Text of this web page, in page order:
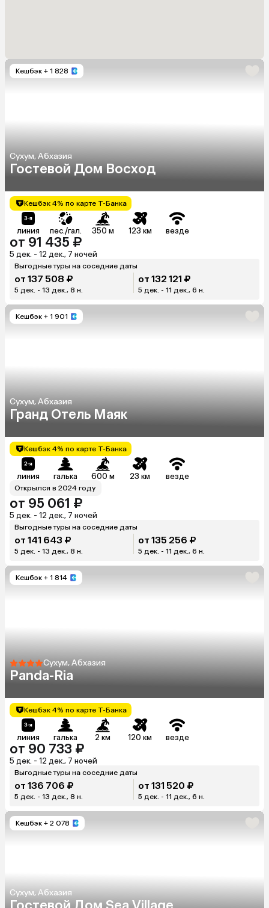
Кешбэк + 1 828
Сухум, Абхазия
Гостевой Дом Восход
Кешбэк 4% по карте Т-Банка
линия пес./гал. 350 м 123 км везде
от 91 435 ₽
5 дек. - 12 дек., 7 ночей
Выгодные туры на соседние даты
от 137 508 ₽
5 дек. - 13 дек., 8 н.
от 132 121 ₽
5 дек. - 11 дек., 6 н.
Кешбэк + 1 901
Сухум, Абхазия
Гранд Отель Маяк
Кешбэк 4% по карте Т-Банка
линия галька 600 м 23 км везде
Открылся в 2024 году
от 95 061 ₽
5 дек. - 12 дек., 7 ночей
Выгодные туры на соседние даты
от 141 643 ₽
5 дек. - 13 дек., 8 н.
от 135 256 ₽
5 дек. - 11 дек., 6 н.
Кешбэк + 1 814
Сухум, Абхазия
Panda-Ria
Кешбэк 4% по карте Т-Банка
линия галька 2 км 120 км везде
от 90 733 ₽
5 дек. - 12 дек., 7 ночей
Выгодные туры на соседние даты
от 136 706 ₽
5 дек. - 13 дек., 8 н.
от 131 520 ₽
5 дек. - 11 дек., 6 н.
Кешбэк + 2 078
Сухум, Абхазия